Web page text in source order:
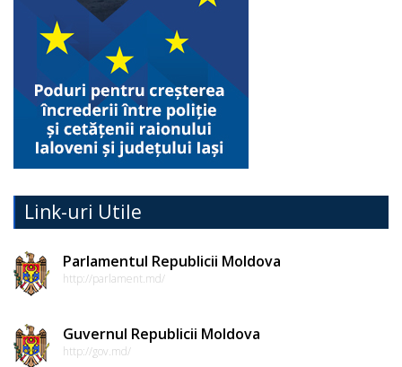
Link-uri Utile
Parlamentul Republicii Moldova
http://parlament.md/
Guvernul Republicii Moldova
http://gov.md/